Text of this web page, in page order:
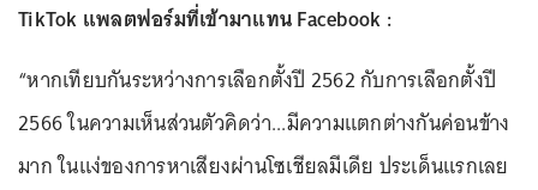
TikTok แพลตฟอร์มที่เข้ามาแทน Facebook :
“หากเทียบกันระหว่างการเลือกตั้งปี 2562 กับการเลือกตั้งปี
2566 ในความเห็นส่วนตัวคิดว่า...มีความแตกต่างกันค่อนข้าง
มาก ในแง่ของการหาเสียงผ่านโซเชียลมีเดีย ประเด็นแรกเลย